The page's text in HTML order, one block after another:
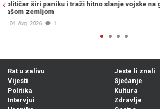
Vučiću - "Oluju ćemo slaviti još snažnije"
05. Avg. 2026
Rat u zalivu
Vijesti
Politika
Intervjui
Jeste li znali
Sjećanje
Kultura
Zdravlje